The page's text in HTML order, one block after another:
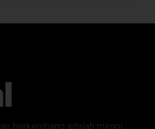
berkembang adalah mimpi